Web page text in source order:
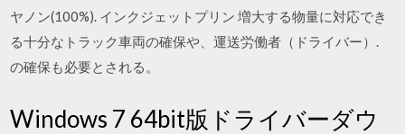
ヤノン(100%). インクジェットプリン 増大する物量に対応でき
る十分なトラック車両の確保や、運送労働者（ドライバー）.
の確保も必要とされる。
Windows 7 64bit版ドライバーダウ